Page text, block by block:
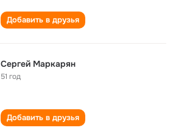
Добавить в друзья
Сергей Маркарян
51 год
Добавить в друзья